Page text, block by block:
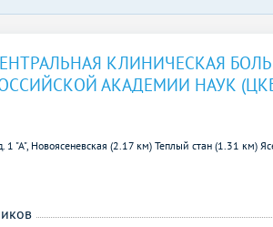
КЛИНИЧЕСКАЯ
АКАДЕМИИ НАУК
1 "А", Новоясеневская (2.17 км) Теплый стан (1.31 км)